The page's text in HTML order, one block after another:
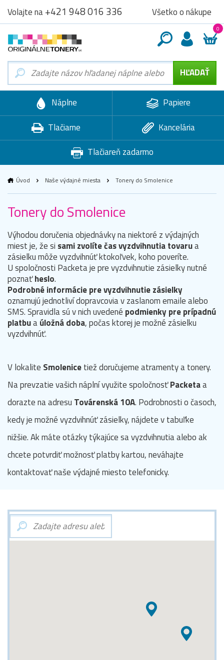
Volajte na+421 948 016 336 Všetko o nákupe
0
Náplne
Papiere
Tlačiarne
Kancelária
Tlačiareň zadarmo
Úvod Naše výdajné miesta Tonery do Smolenice
Tonery do Smolenice
Výhodou doručenia objednávky na niektoré z výdajných
miest je, že si sami zvolíte čas vyzdvihnutia tovarua
zásielku môže vyzdvihnúť ktokoľvek, koho poveríte.
U spoločnosti Packeta je pre vyzdvihnutie zásielky nutné
poznaťheslo.
Podrobné informácie pre vyzdvihnutie zásielky
oznamujú jednotliví dopravcovia v zaslanom emaile alebo
SMS. Spravidla sú v nich uvedené podmienky pre prípadnú
platbuaúložná doba, počas ktorej je možné zásielku
vyzdvihnúť.
V lokalite Smolenicetiež doručujeme atramenty a tonery.
Na prevzatie vašich náplní využite spoločnosťPacketaa
dorazte na adresu Továrenská 10A. Podrobnosti o časoch,
kedy je možné vyzdvihnúť zásielky, nájdete v tabuľke
nižšie. Ak máte otázky týkajúce sa vyzdvihnutia alebo ak
chcete potvrdiť možnosť platby kartou, neváhajte
kontaktovať naše výdajné miesto telefonicky.